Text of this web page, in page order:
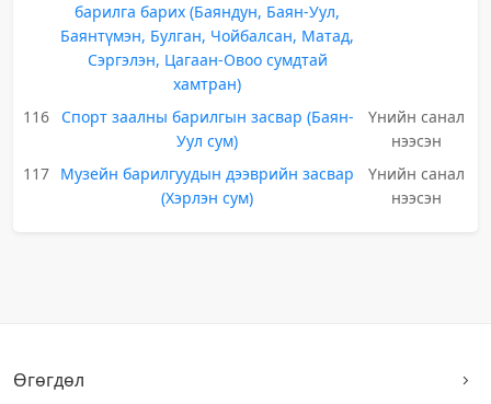
барилга барих (Баяндун, Баян-Уул,
Баянтүмэн, Булган, Чойбалсан, Матад,
Сэргэлэн, Цагаан-Овоо сумдтай
хамтран)
116
Спорт заалны барилгын засвар (Баян-
Уул сум)
Үнийн санал
нээсэн
117 Музейн барилгуудын дээврийн засвар
(Хэрлэн сум)
Үнийн санал
нээсэн
Өгөгдөл